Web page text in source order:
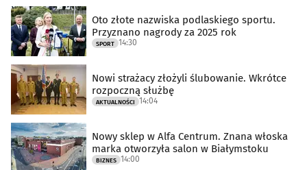
Oto złote nazwiska podlaskiego sportu.
Przyznano nagrody za 2025 rok
SPORT 14:30
Nowi strażacy złożyli ślubowanie. Wkrótce
rozpoczną służbę
AKTUALNOŚCI 14:04
Nowy sklep w Alfa Centrum. Znana włoska
marka otworzyła salon w Białymstoku
BIZNES 14:00